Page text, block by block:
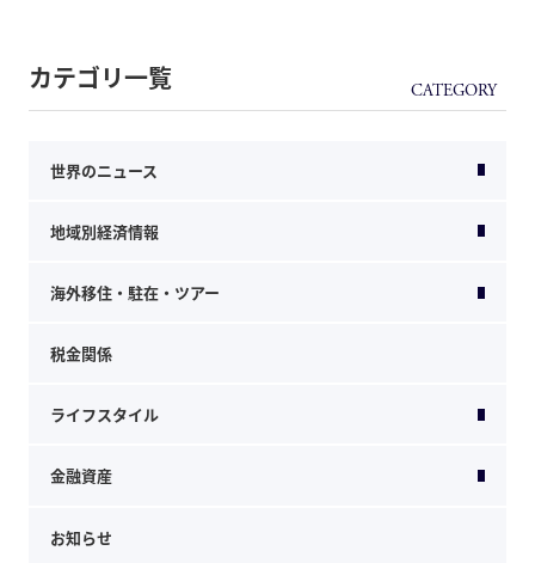
カテゴリ一覧
世界のニュース
地域別経済情報
海外移住・駐在・ツアー
税金関係
ライフスタイル
金融資産
お知らせ